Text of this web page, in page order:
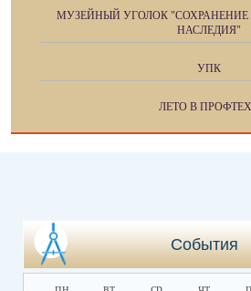
МУЗЕЙНЫЙ УГОЛОК "СОХРАНЕНИЕ
НАСЛЕДИЯ"
УПК
ЛЕТО В
События